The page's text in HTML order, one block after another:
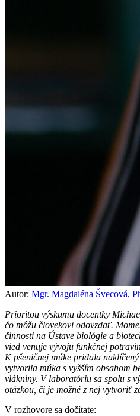
Autor: Mgr. Magdaléna Švecová,
Prioritou výskumu docentky
čo môžu človekovi odovzdať.
činnosti na Ústave biológie a
vied venuje vývoju funkčnej
K pšeničnej múke pridala
vytvorila múka s vyšším obsahom
vlákniny. V laboratóriu sa spolu s
otázkou, či je možné z nej vytvoriť
V rozhovore sa dočítate: